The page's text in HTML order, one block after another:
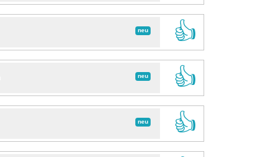
neu
👍
neu
👍
neu
👍